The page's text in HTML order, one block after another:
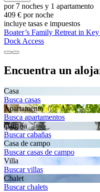
por 7 noches y 1 apartamento
409 € por noche
incluye tasas e impuestos
Boater’s Family Retreat in
Dock Access
Encuentra un
Casa
Busca casas
Apartamento
Busca apartamentos
Cabaña
Buscar cabañas
Casa de campo
Buscar casas de campo
Villa
Buscar villas
Chalet
Buscar chalets